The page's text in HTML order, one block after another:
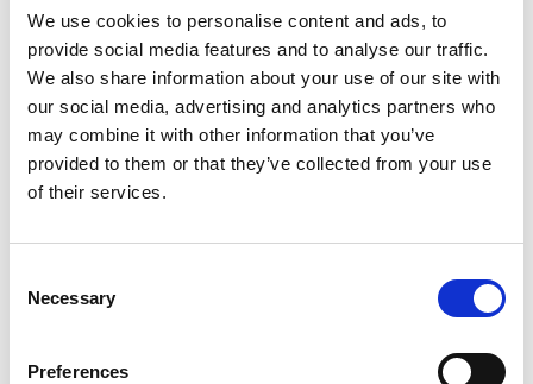
We use cookies to personalise content and ads, to
provide social media features and to analyse our traffic.
We also share information about your use of our site with
our social media, advertising and analytics partners who
may combine it with other information that you’ve
provided to them or that they’ve collected from your use
of their services.
Selection
Necessary
Preferences
Bird. Si WhatsApp change une politique ou l’API
se met à jour, votre code pourrait casser.
Le Scénario Spoki :Vous créez un compte.
Vous utilisez l’intégration native de Spoki pour
connecter votre boutique e-commerce. Vous
construit « Panier Abandonné ». Vous
L’ensemble du processus prend des minutes,
pas des jours. Cette réduction du « Temps à la